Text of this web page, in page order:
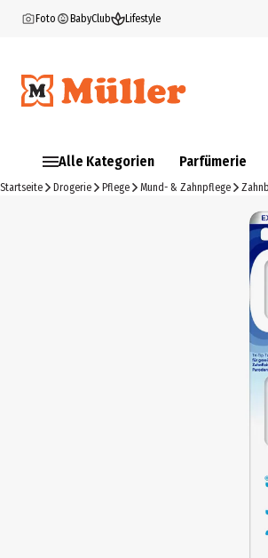
Foto BabyClub Lifestyle
Alle Kategorien Parfümerie
Startseite Drogerie Pflege Mund- & Zahnpflege